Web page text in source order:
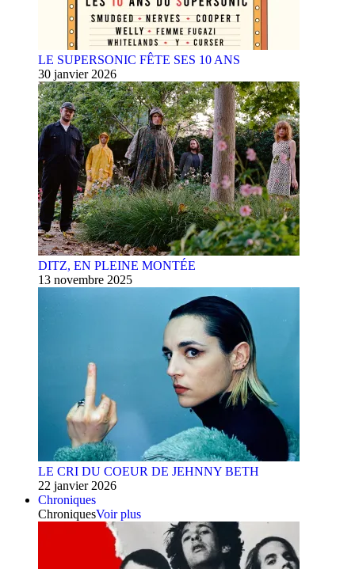
LE SUPERSONIC FÊTE SES 10 ANS
30 janvier 2026
DITZ, EN PLEINE MONTÉE
13 novembre 2025
LE CRI DU COEUR DE JEHNNY BETH
22 janvier 2026
Chroniques
ChroniquesVoir plus